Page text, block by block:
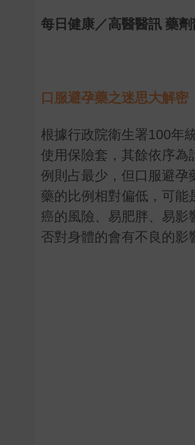
每日健康／高醫醫訊 藥
口服避孕藥之迷思大解密
根據行政院衛生署100年
使用保險套，其餘依序為
例則占最少，但口服避孕
藥的比例相對偏低，可能
癌的風險、易肥胖、易影
否對身體的會有不良的影